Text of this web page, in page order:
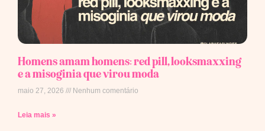
Homens amam homens: red pill, looksmaxxing
e a misoginia que virou moda
maio 27, 2026 Nenhum comentário
Leia mais »